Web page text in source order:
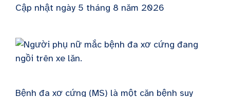
Cập nhật ngày 5 tháng 8 năm 2026
Bệnh đa xơ cứng (MS) là một căn bệnh suy